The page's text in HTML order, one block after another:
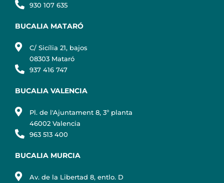
930 107 635
BUCALIA MATARÓ
C/ Sicília 21, bajos
08303 Mataró
937 416 747
BUCALIA VALENCIA
Pl. de l'Ajuntament 8, 3º planta
46002 Valencia
963 513 400
BUCALIA MURCIA
Av. de la Libertad 8, entlo. D